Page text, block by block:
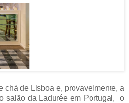
chá de Lisboa e, provavelmente, a
salão da Ladurée em Portugal, o